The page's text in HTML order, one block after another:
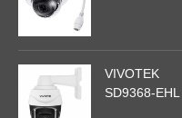
VIVOTEK
SD9368-EHL